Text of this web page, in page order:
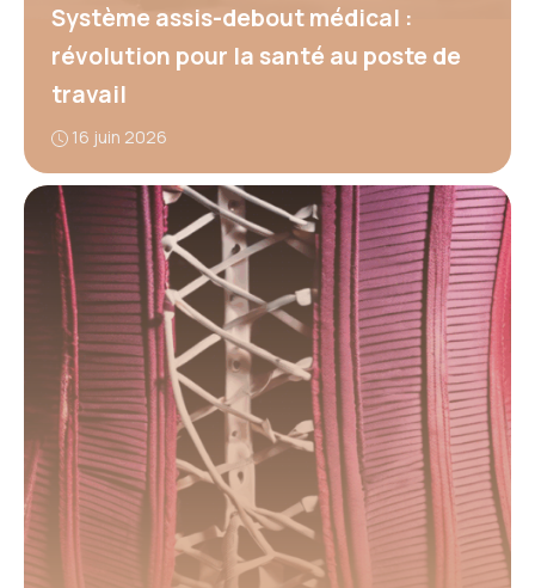
Système assis-debout médical :
révolution pour la santé au poste de
travail
16 juin 2026